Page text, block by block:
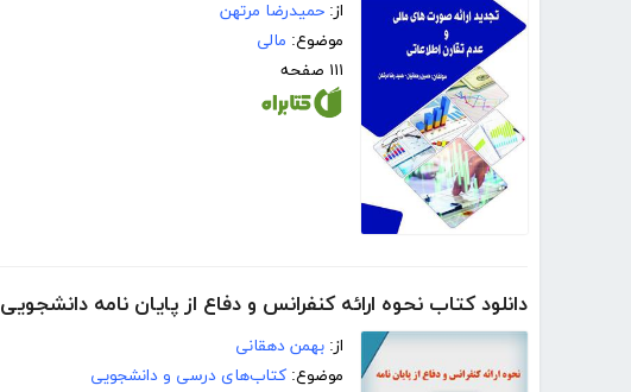
از: حمیدرضا مرتهن
موضوع: مالی
۱۱۱ صفحه
دانلود کتاب نحوه ارائه کنفرانس و دفاع از پایان نامه دانشجویی
از: بهمن دهقانی
موضوع: کتاب‌های درسی و دانشجویی